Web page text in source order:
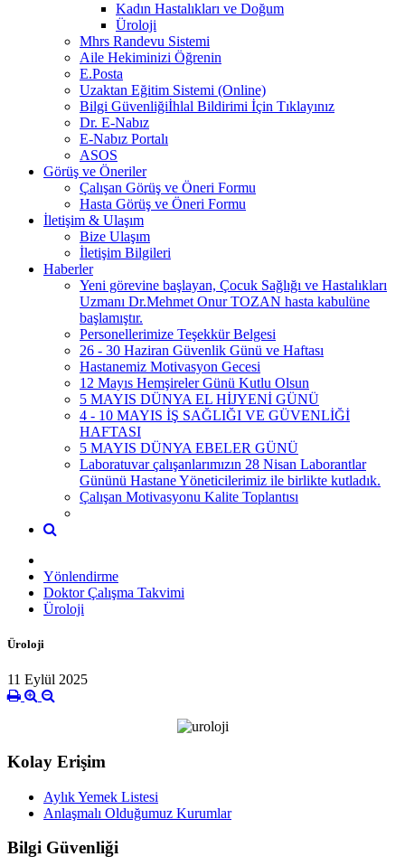
Kadın Hastalıkları ve Doğum
Üroloji
Mhrs Randevu Sistemi
Aile Hekiminizi Öğrenin
E.Posta
Uzaktan Eğitim Sistemi (Online)
Bilgi Güvenliğiİhlal Bildirimi İçin Tıklayınız
Dr. E-Nabız
E-Nabız Portalı
ASOS
Görüş ve Öneriler
Çalışan Görüş ve Öneri Formu
Hasta Görüş ve Öneri Formu
İletişim & Ulaşım
Bize Ulaşım
İletişim Bilgileri
Haberler
Yeni görevine başlayan, Çocuk Sağlığı ve Hastalıkları
Uzmanı Dr.Mehmet Onur TOZAN hasta kabulüne
başlamıştır.
Personellerimize Teşekkür Belgesi
26 - 30 Haziran Güvenlik Günü ve Haftası
Hastanemiz Motivasyon Gecesi
12 Mayıs Hemşireler Günü Kutlu Olsun
5 MAYIS DÜNYA EL HİJYENİ GÜNÜ
4 - 10 MAYIS İŞ SAĞLIĞI VE GÜVENLİĞİ
HAFTASI
5 MAYIS DÜNYA EBELER GÜNÜ
Laboratuvar çalışanlarımızın 28 Nisan Laborantlar
Gününü Hastane Yöneticilerimiz ile birlikte kutladık.
Çalışan Motivasyonu Kalite Toplantısı
Yönlendirme
Doktor Çalışma Takvimi
Üroloji
Üroloji
11 Eylül 2025
Kolay Erişim
Aylık Yemek Listesi
Anlaşmalı Olduğumuz Kurumlar
Bilgi Güvenliği